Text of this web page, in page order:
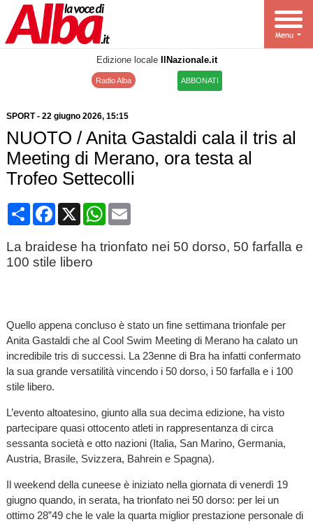
Edizione locale IlNazionale.it
Radio Alba ABBONATI
SPORT- 22 giugno 2026, 15:15
NUOTO / Anita Gastaldi cala il tris al
Meeting di Merano, ora testa al
Trofeo Settecolli
CondividiFacebook
X WhatsApp
Email
La braidese ha trionfato nei 50 dorso, 50 farfalla e
100 stile libero
Quello appena concluso è stato un fine settimana trionfale per
Anita Gastaldi che al Cool Swim Meeting di Merano ha calato un
incredibile tris di successi. La 23enne di Bra ha infatti confermato
la sua grande versatilità vincendo i 50 dorso, i 50 farfalla e i 100
stile libero.
L’evento altoatesino, giunto alla sua decima edizione, ha visto
partecipare quasi ottocento atleti in rappresentanza di circa
sessanta società e otto nazioni (Italia, San Marino, Germania,
Austria, Brasile, Svizzera, Bahrein e Spagna).
Il weekend della cuneese è iniziato nella giornata di venerdì 19
giugno quando, in serata, ha trionfato nei 50 dorso: per lei un
ottimo 28”49 che le vale la quarta miglior prestazione personale di